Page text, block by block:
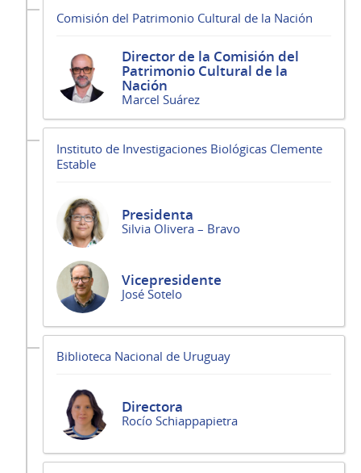
Comisión del Patrimonio Cultural de la Nación
Director de la Comisión del
Patrimonio Cultural de la
Nación
Marcel Suárez
Instituto de Investigaciones Biológicas Clemente
Estable
Presidenta
Silvia Olivera – Bravo
Vicepresidente
José Sotelo
Biblioteca Nacional de Uruguay
Directora
Rocío Schiappapietra